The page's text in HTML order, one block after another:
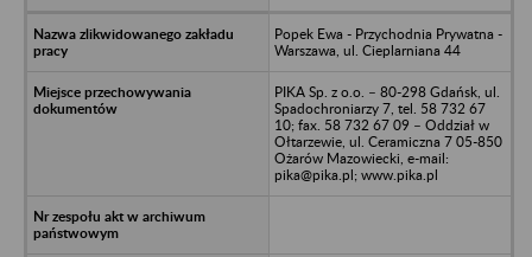
Popek Ewa - Przychodnia Prywatna -
Warszawa, ul. Cieplarniana 44
PIKA Sp. z o.o. – 80-298 Gdańsk, ul.
Spadochroniarzy 7, tel. 58 732 67
10; fax. 58 732 67 09 – Oddział w
Ołtarzewie, ul. Ceramiczna 7 05-850
Ożarów Mazowiecki, e-mail:
pika@pika.pl; www.pika.pl